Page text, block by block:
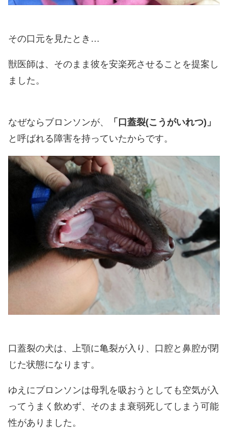
その口元を見たとき…
獣医師は、そのまま彼を安楽死させることを提案し
ました。
なぜならブロンソンが、
「口蓋裂(こうがいれつ)」
と呼ばれる障害を持っていたからです。
口蓋裂の犬は、上顎に亀裂が入り、口腔と鼻腔が閉
じた状態になります。
ゆえにブロンソンは母乳を吸おうとしても空気が入
ってうまく飲めず、そのまま衰弱死してしまう可能
性がありました。